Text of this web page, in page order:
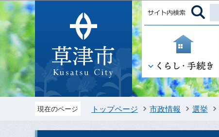
現在のページ トップページ 市政情報 選挙